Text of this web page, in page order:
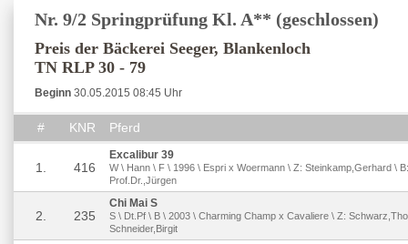
Nr. 9/2 Springprüfung Kl. A** (geschlossen)
Preis der Bäckerei Seeger, Blankenloch
TN RLP 30 - 79
Beginn 30.05.2015 08:45 Uhr
# KNR Pferd
1. 416
Excalibur 39
W \ Hann \ F \ 1996 \ Espri x Woermann \ Z: Steinkamp,Gerhard \
Prof.Dr.,Jürgen
2. 235
Chi Mai S
S \ Dt.Pf \ B \ 2003 \ Charming Champ x Cavaliere \ Z:
Schneider,Birgit